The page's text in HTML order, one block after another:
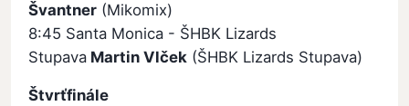
Švantner (Mikomix)
8:45 Santa Monica - ŠHBK Lizards
Stupava Martin Vlček (ŠHBK Lizards Stupava)
Štvrťfinále